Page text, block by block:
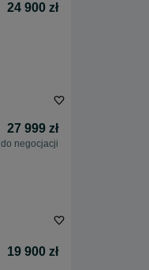
24 900 zł
27 999 zł
do negocjacji
19 900 zł